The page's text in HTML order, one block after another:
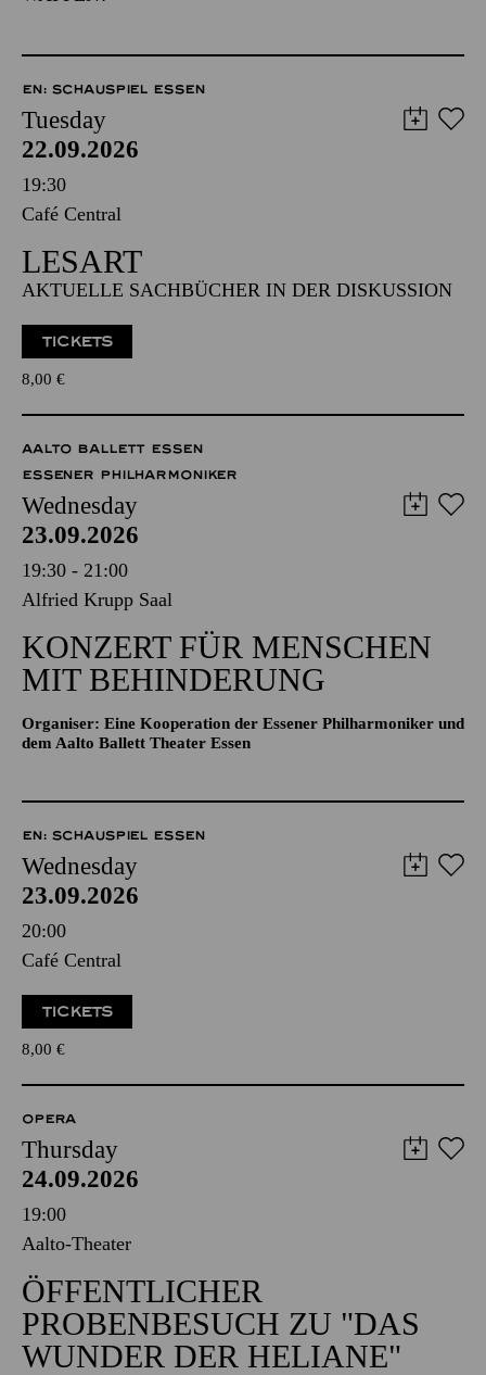
EN: SCHAUSPIEL ESSEN
Tuesday
22.09.2026
19:30
Café Central
LESART
AKTUELLE SACHBÜCHER IN DER DISKUSSION
TICKETS
8,00 €
AALTO BALLETT ESSEN
ESSENER PHILHARMONIKER
Wednesday
23.09.2026
19:30 - 21:00
Alfried Krupp Saal
KONZERT FÜR MENSCHEN
MIT BEHINDERUNG
Organiser: Eine Kooperation der Essener Philharmoniker und
dem Aalto Ballett Theater Essen
EN: SCHAUSPIEL ESSEN
Wednesday
23.09.2026
20:00
Café Central
TICKETS
8,00 €
OPERA
Thursday
24.09.2026
19:00
Aalto-Theater
ÖFFENTLICHER
PROBENBESUCH ZU "DAS
WUNDER DER HELIANE"